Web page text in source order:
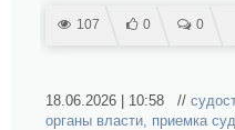
107 0 0
18.06.2026 | 10:58 //
органы власти, приемка